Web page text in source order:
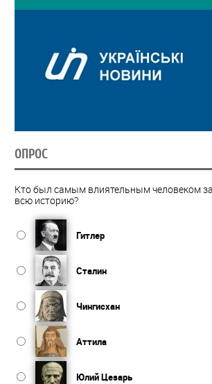
ОПРОС
Кто был самым влиятельным человеком за
всю историю?
Гитлер
Сталин
Чингисхан
Аттила
Юлий Цезарь